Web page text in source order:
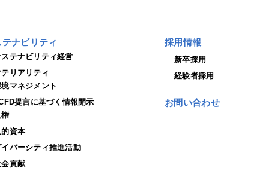
ナビリティ
テナビリティ経営
リアリティ
マネジメント
提言に基づく情報開示
資本
バーシティ推進活動
貢献
採用情報
新卒採用
経験者採用
お問い合わせ